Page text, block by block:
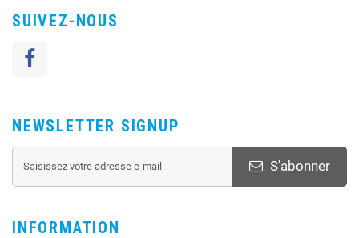
SUIVEZ-NOUS
NEWSLETTER SIGNUP
S'abonner
INFORMATION